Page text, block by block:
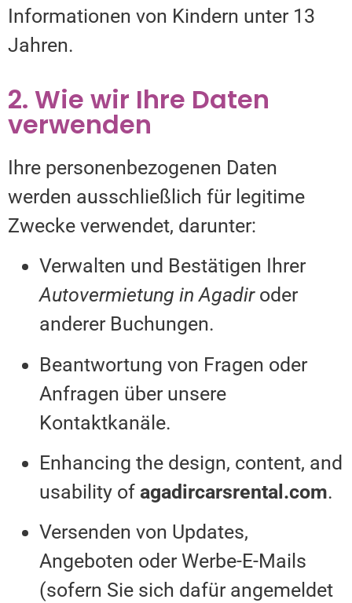
Informationen von Kindern unter 13
Jahren.
2. Wie wir Ihre Daten
verwenden
Ihre personenbezogenen Daten
werden ausschließlich für legitime
Zwecke verwendet, darunter:
Verwalten und Bestätigen Ihrer
Autovermietung in Agadiroder
anderer Buchungen.
Beantwortung von Fragen oder
Anfragen über unsere
Kontaktkanäle.
Enhancing the design, content, and
usability of agadircarsrental.com.
Versenden von Updates,
Angeboten oder Werbe-E-Mails
(sofern Sie sich dafür angemeldet